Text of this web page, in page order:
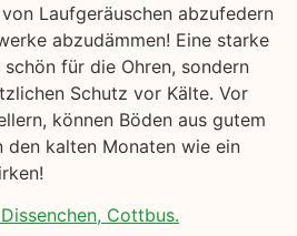
Laufgeräuschen abzufedern
abzudämmen! Eine starke
für die Ohren, sondern
Schutz vor Kälte. Vor
können Böden aus gutem
den kalten Monaten wie ein
Cottbus.